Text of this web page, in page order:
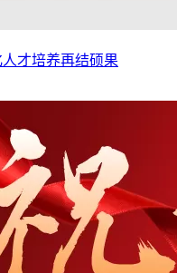
才培养再结硕果